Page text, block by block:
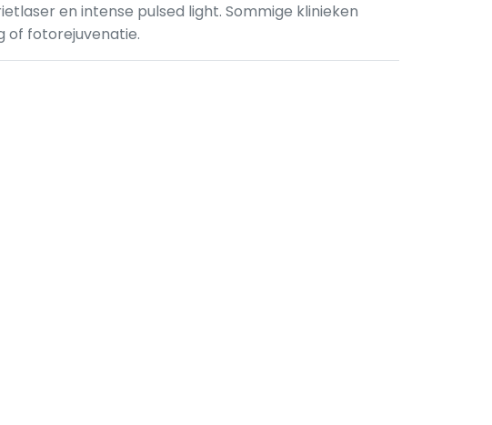
en intense pulsed light. Sommige klinieken
of fotorejuvenatie.